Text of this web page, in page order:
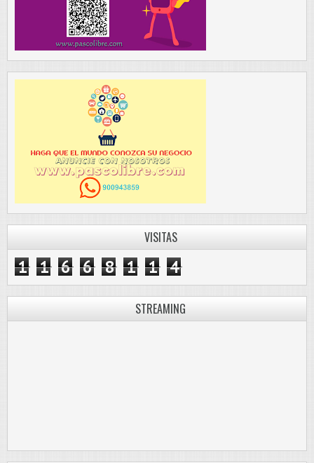
VISITAS
1 1 6 6 8 1 1 4
STREAMING